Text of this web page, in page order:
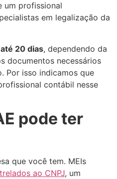
um profissional
em legalização da
até 20 dias, dependendo da
documentos necessários
Por isso indicamos que
contábil nesse
pode ter
que você tem. MEIs
ao CNPJ, um